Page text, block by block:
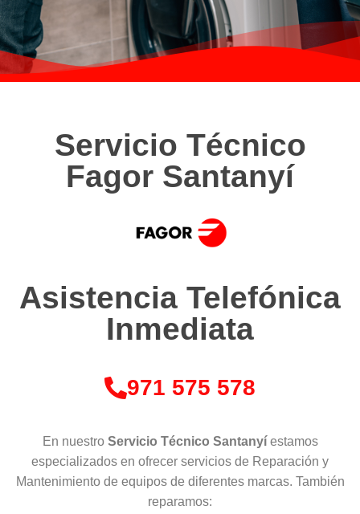
Servicio Técnico
Fagor Santanyí
Asistencia Telefónica
Inmediata
971 575 578
En nuestro Servicio Técnico Santanyí estamos
especializados en ofrecer servicios de Reparación y
Mantenimiento de equipos de diferentes marcas. También
reparamos: